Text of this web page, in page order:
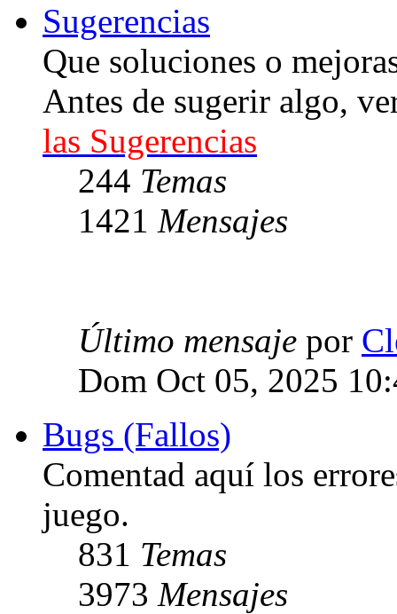
Sugerencias
Que soluciones o
Antes de sugerir algo,
las Sugerencias
244 Temas
1421 Mensajes
Último mensaje por
Dom Oct 05, 2025
Bugs (Fallos)
Comentad aquí los
juego.
831 Temas
3973 Mensajes